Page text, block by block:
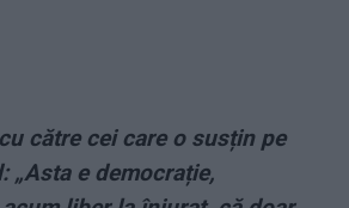
către cei care o susțin pe
„Asta e democrație,